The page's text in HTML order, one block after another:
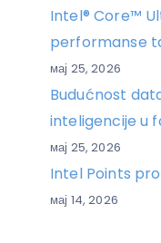
Intel® Core™
performanse
мај 25, 2026
Budućnost
inteligencije u
мај 25, 2026
Intel Points
мај 14, 2026